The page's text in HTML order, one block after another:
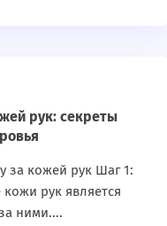
рук: секреты
за кожей рук Шаг 1:
рук является
ними....